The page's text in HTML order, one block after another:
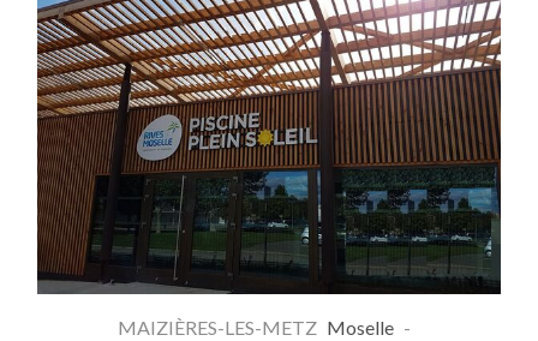
MAIZIÈRES-LES-METZ Moselle -